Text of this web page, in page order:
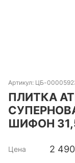
Артикул: ЦБ-
ПЛИТКА
ШИФОН
Цена 2 490